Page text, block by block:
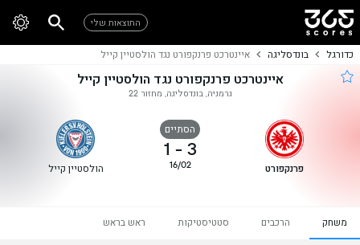
התוצאות שלי
כדורגל בונדסליגה איינטרכט פרנקפורט נגד הולסטיין קייל
איינטרכט פרנקפורט נגד הולסטיין קייל
גרמניה, בונדסליגה, מחזור 22
פרנקפורט
הסתיים
3
-
1
16/02 הולסטיין קייל
משחק הרכבים סטטיסטיקות ראש בראש